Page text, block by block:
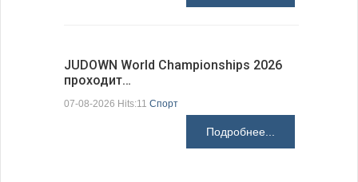
JUDOWN World Championships 2026
проходит…
07-08-2026 Hits:11 Спорт
Подробнее...